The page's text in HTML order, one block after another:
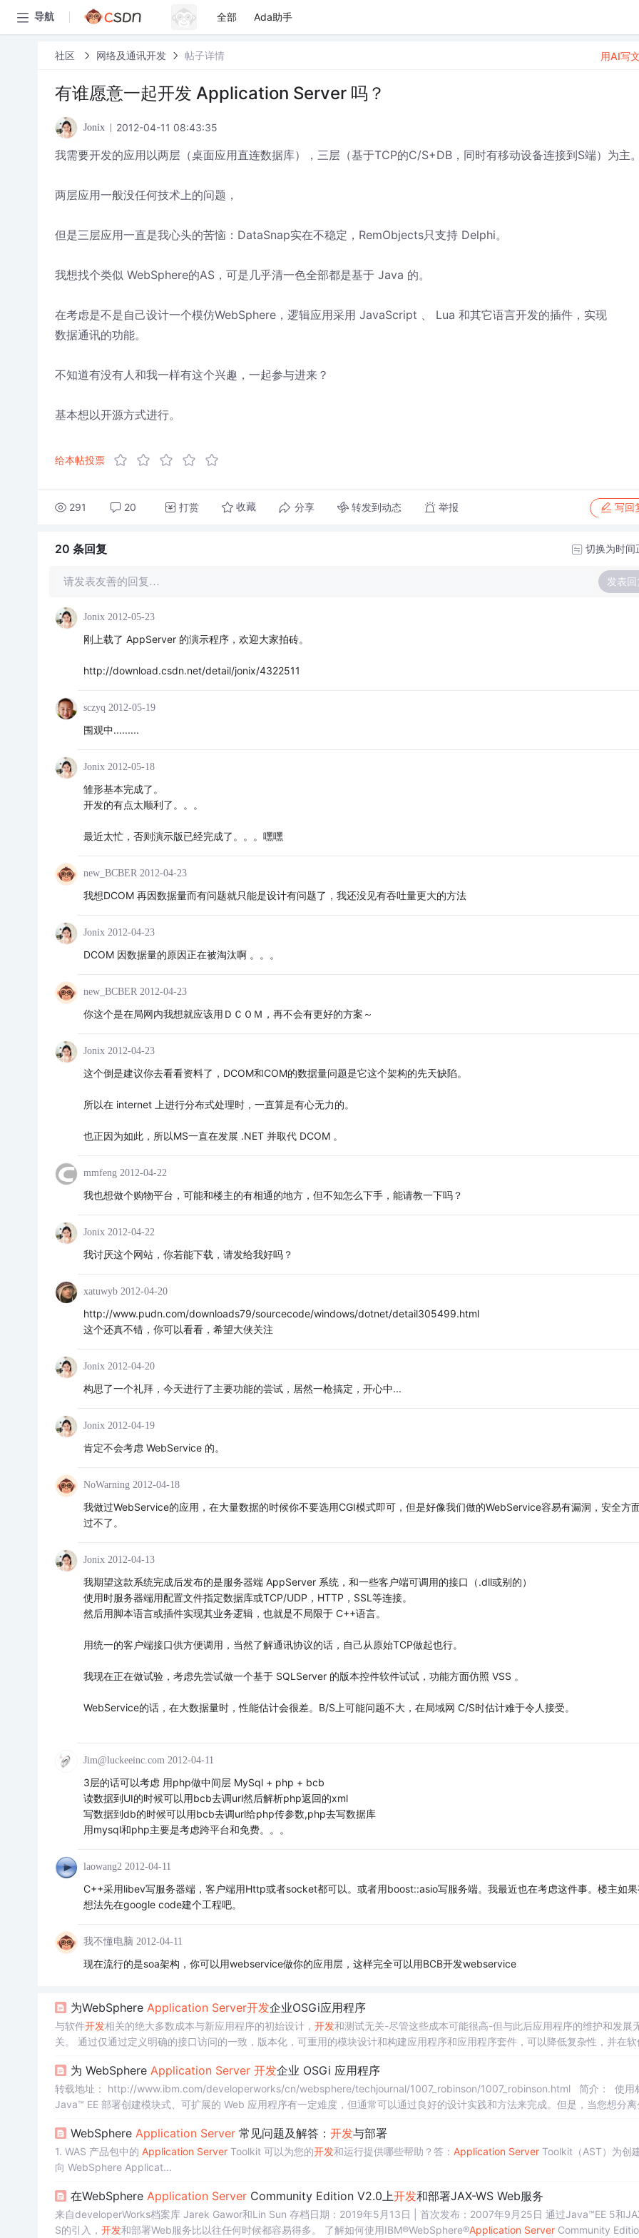
导航 全部 Ada助手
社区 网络及通讯开发 帖子详情
有谁愿意一起开发 Application Server 吗？
Jonix 2012-04-11 08:43:35
我需要开发的应用以两层（桌面应用直连数据库），三层（基于TCP的C/S+DB，同时有移动设备连接到S端）为主
两层应用一般没任何技术上的问题，
但是三层应用一直是我心头的苦恼：DataSnap实在不稳定，RemObjects只支持 Delphi。
我想找个类似 WebSphere的AS，可是几乎清一色全部都是基于 Java 的。
在考虑是不是自己设计一个模仿WebSphere，逻辑应用采用 JavaScript 、 Lua 和其它语言开发的插件，实现
数据通讯的功能。
不知道有没有人和我一样有这个兴趣，一起参与进来？
基本想以开源方式进行。
给本帖投票
291 20 打赏 收藏 分享 转发到动态 举报 写回
用AI写
20 条回复 切换为时间
请发表友善的回复… 发表回
Jonix 2012-05-23
刚上载了 AppServer 的演示程序，欢迎大家拍砖。
http://download.csdn.net/detail/jonix/4322511
sczyq 2012-05-19
围观中.........
Jonix 2012-05-18
雏形基本完成了。
开发的有点太顺利了。。。
最近太忙，否则演示版已经完成了。。。嘿嘿
new_BCBER 2012-04-23
我想DCOM 再因数据量而有问题就只能是设计有问题了，我还没见有吞吐量更大的方法
Jonix 2012-04-23
DCOM 因数据量的原因正在被淘汰啊 。。。
new_BCBER 2012-04-23
你这个是在局网内我想就应该用ＤＣＯＭ，再不会有更好的方案～
Jonix 2012-04-23
这个倒是建议你去看看资料了，DCOM和COM的数据量问题是它这个架构的先天缺陷。
所以在 internet 上进行分布式处理时，一直算是有心无力的。
也正因为如此，所以MS一直在发展 .NET 并取代 DCOM 。
mmfeng 2012-04-22
我也想做个购物平台，可能和楼主的有相通的地方，但不知怎么下手，能请教一下吗？
Jonix 2012-04-22
我讨厌这个网站，你若能下载，请发给我好吗？
xatuwyb 2012-04-20
http://www.pudn.com/downloads79/sourcecode/windows/dotnet/detail305499.html
这个还真不错，你可以看看，希望大侠关注
Jonix 2012-04-20
构思了一个礼拜，今天进行了主要功能的尝试，居然一枪搞定，开心中...
Jonix 2012-04-19
肯定不会考虑 WebService 的。
NoWarning 2012-04-18
我做过WebService的应用，在大量数据的时候你不要选用CGI模式即可，但是好像我们做的WebService容易有漏洞，安全方
过不了。
Jonix 2012-04-13
我期望这款系统完成后发布的是服务器端 AppServer 系统，和一些客户端可调用的接口（.dll或别的）
使用时服务器端用配置文件指定数据库或TCP/UDP，HTTP，SSL等连接。
然后用脚本语言或插件实现其业务逻辑，也就是不局限于 C++语言。
用统一的客户端接口供方便调用，当然了解通讯协议的话，自己从原始TCP做起也行。
我现在正在做试验，考虑先尝试做一个基于 SQLServer 的版本控件软件试试，功能方面仿照 VSS 。
WebService的话，在大数据量时，性能估计会很差。B/S上可能问题不大，在局域网 C/S时估计难于令人接受。
Jim@luckeeinc.com 2012-04-11
3层的话可以考虑 用php做中间层 MySql + php + bcb
读数据到UI的时候可以用bcb去调url然后解析php返回的xml
写数据到db的时候可以用bcb去调url给php传参数,php去写数据库
用mysql和php主要是考虑跨平台和免费。。。
laowang2 2012-04-11
C++采用libev写服务器端，客户端用Http或者socket都可以。或者用boost::asio写服务端。我最近也在考虑这件事。楼主如
想法先在google code建个工程吧。
我不懂电脑 2012-04-11
现在流行的是soa架构，你可以用webservice做你的应用层，这样完全可以用BCB开发webservice
为WebSphere Application Server开发企业OSGi应用程序
与软件开发相关的绝大多数成本与新应用程序的初始设计， 开发和测试无关-尽管这些成本可能很高-但与此后应用程序的维护和发展
关。 通过仅通过定义明确的接口访问的一致，版本化，可重用的模块设计和构建应用程序和应用程序套件，可以降低复杂性，并在软件首
进行划分，而团队可以专注于自...
为 WebSphere Application Server 开发企业 OSGi 应用程序
转载地址： http://www.ibm.com/developerworks/cn/websphere/techjournal/1007_robinson/1007_robinson.html 简介： 使用标准
Java™ EE 部署创建模块式、可扩展的 Web 应用程序有一定难度，但通常可以通过良好的设计实践和方法来完成。但是，当您想分离
WebSphere Application Server常见问题及解答： 开发与部署
1. WAS 产品包中的 Application ServerToolkit 可以为您的开发和运行提供哪些帮助？答： Application ServerToolkit（AST）为创
向 WebSphere Applicat...
在WebSphere Application ServerCommunity Edition V2.0上开发和部署JAX-WS Web服务
来自developerWorks档案库 Jarek Gawor和Lin Sun 存档日期：2019年5月13日 | 首次发布：2007年9月25日 通过Java™EE 5和JAX-W
S的引入， 开发和部署Web服务比以往任何时候都容易得多。 了解如何使用IBM®WebSphere®Application ServerCommunity